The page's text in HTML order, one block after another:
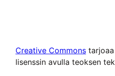
Creative Commons
lisenssin avulla teoksen